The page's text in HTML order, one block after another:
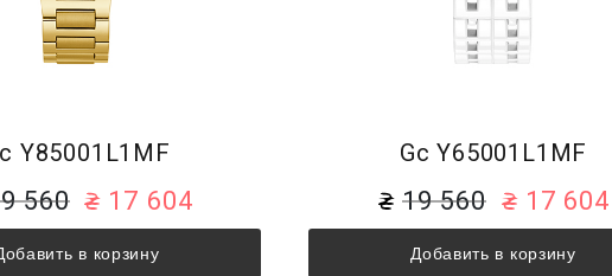
Y85001L1MF
560 17 604
в корзину
Gc Y65001L1MF
19 560 17 604
Добавить в корзину